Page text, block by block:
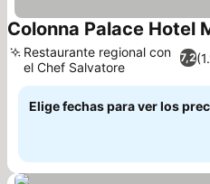
Colonna Palace Hotel
7,2
Restaurante regional con
el Chef Salvatore
Elige fechas para ver los